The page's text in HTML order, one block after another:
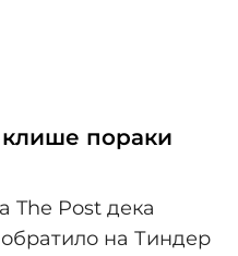
пораки
The Post дека
на Тиндер